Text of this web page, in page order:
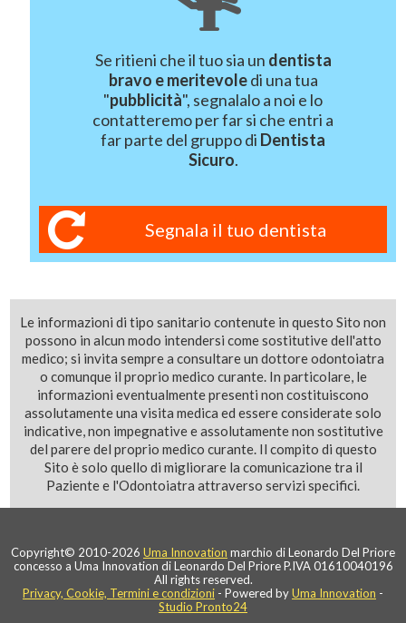
Se ritieni che il tuo sia un dentista
bravo e meritevoledi una tua
"pubblicità", segnalalo a noi e lo
contatteremo per far si che entri a
far parte del gruppo di Dentista
Sicuro.
Segnala il tuo dentista
Le informazioni di tipo sanitario contenute in questo Sito non
possono in alcun modo intendersi come sostitutive dell'atto
medico; si invita sempre a consultare un dottore odontoiatra
o comunque il proprio medico curante. In particolare, le
informazioni eventualmente presenti non costituiscono
assolutamente una visita medica ed essere considerate solo
indicative, non impegnative e assolutamente non sostitutive
del parere del proprio medico curante. Il compito di questo
Sito è solo quello di migliorare la comunicazione tra il
Paziente e l'Odontoiatra attraverso servizi specifici.
Copyright© 2010-2026 Uma Innovation marchio di Leonardo Del Priore
concesso a Uma Innovation di Leonardo Del Priore P.IVA 01610040196
All rights reserved.
Privacy, Cookie, Termini e condizioni - Powered byUma Innovation -
Studio Pronto24